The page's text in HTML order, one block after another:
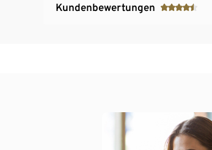
Kundenbewertungen